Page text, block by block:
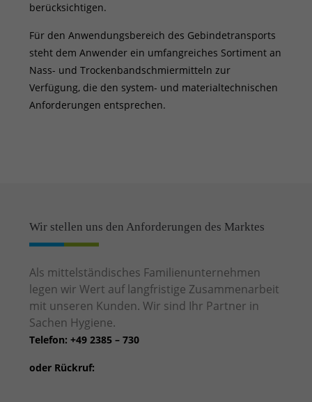
berücksichtigen.
Für den Anwendungsbereich des Gebindetransports
steht dem Anwender ein umfangreiches Sortiment an
Nass- und Trockenbandschmiermitteln zur
Verfügung, die den system- und materialtechnischen
Anforderungen entsprechen.
Wir stellen uns den Anforderungen des Marktes
Als mittelständisches Familienunternehmen
legen wir Wert auf langfristige Zusammenarbeit
mit unseren Kunden. Wir sind Ihr Partner in
Sachen Hygiene.
Telefon: +49 2385 – 730
oder Rückruf: